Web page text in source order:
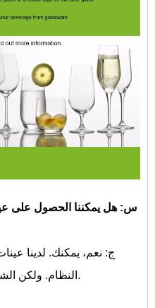
س: هل يمكننا الحصول على
ج: نعم، يمكنك. لدينا
النظام. ولكن الشحن صريح على حساب المشتري.